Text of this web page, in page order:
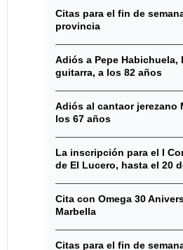
Citas para el fin de
provincia
Adiós a Pepe Habichuela,
guitarra, a los 82 años
Adiós al cantaor jerezano
los 67 años
La inscripción para el I
de El Lucero, hasta el 20
Cita con Omega 30
Marbella
Citas para el fin de